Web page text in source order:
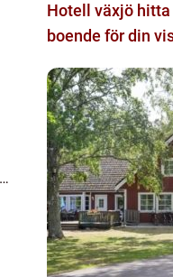
Hotell växjö hitta rätt
boende för din